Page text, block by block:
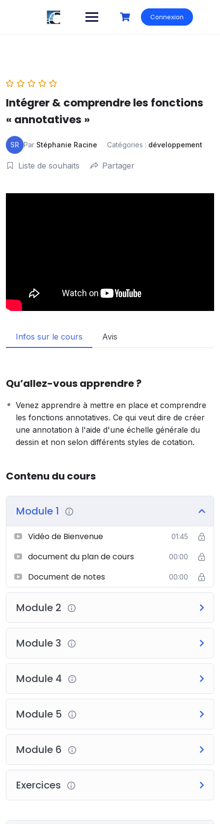
Connexion
Intégrer & comprendre les fonctions
« annotatives »
SR Par Stéphanie Racine Catégories : développement
Liste de souhaits Partager
Infos sur le cours Avis
Qu’allez-vous apprendre ?
Venez apprendre à mettre en place et comprendre
les fonctions annotatives. Ce qui veut dire de créer
une annotation à l'aide d'une échelle générale du
dessin et non selon différents styles de cotation.
Contenu du cours
Module 1
Vidéo de Bienvenue 01:45
document du plan de cours 00:00
Document de notes 00:00
Module 2
Module 3
Module 4
Module 5
Module 6
Exercices